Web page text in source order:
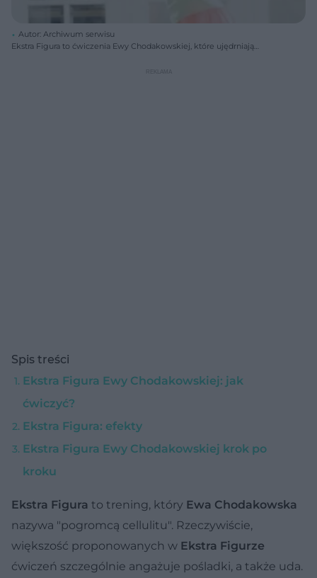
Autor: Archiwum serwisu
Ekstra Figura to ćwiczenia Ewy Chodakowskiej, które ujędrniają
Spis treści
Ekstra Figura Ewy Chodakowskiej: jak
ćwiczyć?
Ekstra Figura: efekty
Ekstra Figura Ewy Chodakowskiej krok po
kroku
Ekstra Figura to trening, który Ewa Chodakowska
nazywa "pogromcą cellulitu". Rzeczywiście,
większość proponowanych w Ekstra Figurze
ćwiczeń szczególnie angażuje pośladki, a także uda.